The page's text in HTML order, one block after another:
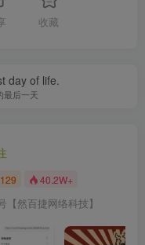
收藏
day of life.
最后一天
129 40.2W+
然百捷网络科技】